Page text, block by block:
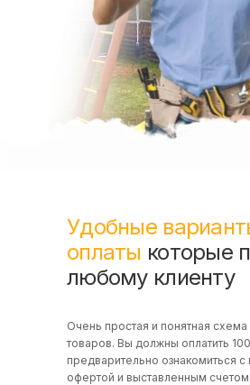
Удобные
оплаты которые
любому клиенту
Очень простая и понятная схема
товаров. Вы должны оплатить
предварительно ознакомиться с
офертой и выставленным